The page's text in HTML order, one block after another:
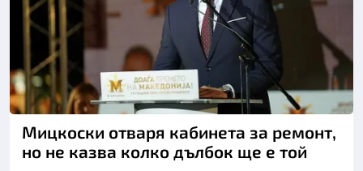
Мицкоски отваря кабинета за ремонт,
но не казва колко дълбок ще е той